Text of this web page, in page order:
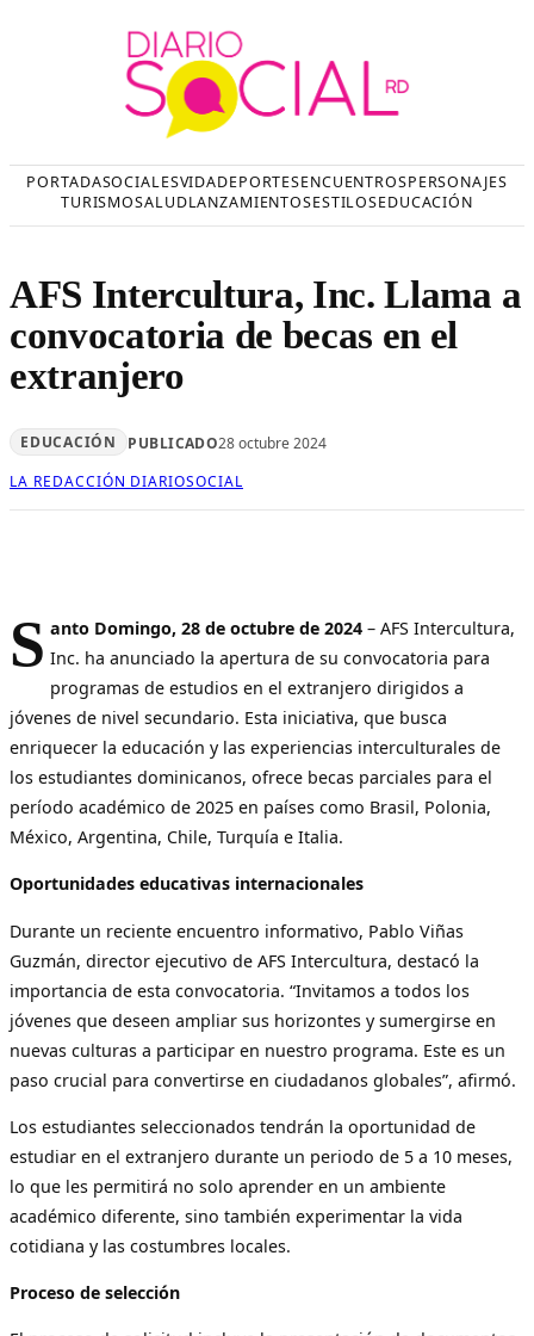
PORTADASOCIALESVIDADEPORTESENCUENTROSPERSONAJES
TURISMOSALUDLANZAMIENTOSESTILOSEDUCACIÓN
AFS Intercultura, Inc. Llama a
convocatoria de becas en el
extranjero
EDUCACIÓN PUBLICADO28 octubre 2024
LA REDACCIÓN DIARIOSOCIAL
S anto Domingo, 28 de octubre de 2024 – AFS Intercultura,
Inc. ha anunciado la apertura de su convocatoria para
programas de estudios en el extranjero dirigidos a
jóvenes de nivel secundario. Esta iniciativa, que busca
enriquecer la educación y las experiencias interculturales de
los estudiantes dominicanos, ofrece becas parciales para el
período académico de 2025 en países como Brasil, Polonia,
México, Argentina, Chile, Turquía e Italia.
Oportunidades educativas internacionales
Durante un reciente encuentro informativo, Pablo Viñas
Guzmán, director ejecutivo de AFS Intercultura, destacó la
importancia de esta convocatoria. “Invitamos a todos los
jóvenes que deseen ampliar sus horizontes y sumergirse en
nuevas culturas a participar en nuestro programa. Este es un
paso crucial para convertirse en ciudadanos globales”, afirmó.
Los estudiantes seleccionados tendrán la oportunidad de
estudiar en el extranjero durante un periodo de 5 a 10 meses,
lo que les permitirá no solo aprender en un ambiente
académico diferente, sino también experimentar la vida
cotidiana y las costumbres locales.
Proceso de selección